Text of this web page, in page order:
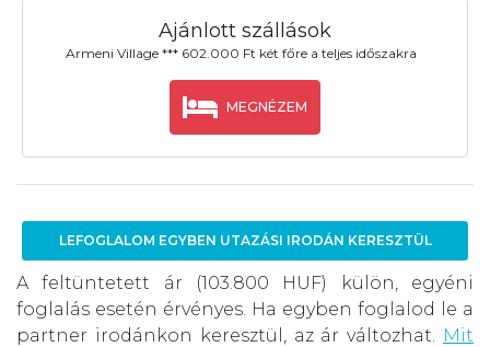
Ajánlott szállások
Armeni Village *** 602.000 Ft két főre a teljes időszakra
MEGNÉZEM
LEFOGLALOM EGYBEN UTAZÁSI IRODÁN KERESZTÜL
A feltüntetett ár (103.800 HUF) külön, egyéni
foglalás esetén érvényes. Ha egyben foglalod le a
partner irodánkon keresztül, az ár változhat.
Mit